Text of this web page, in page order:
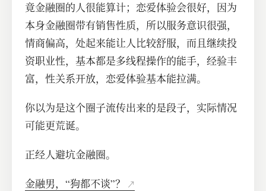
竟金融圈的人很能算计；恋爱体验会很好，因为
本身金融圈带有销售性质，所以服务意识很强，
情商偏高，处起来能让人比较舒服，而且继续投
资职业性，基本都是多线程操作的能手，经验丰
富，性关系开放，恋爱体验基本能拉满。
你以为是这个圈子流传出来的是段子，实际情况
可能更荒诞。
正经人避坑金融圈。
金融男，“狗都不谈”？